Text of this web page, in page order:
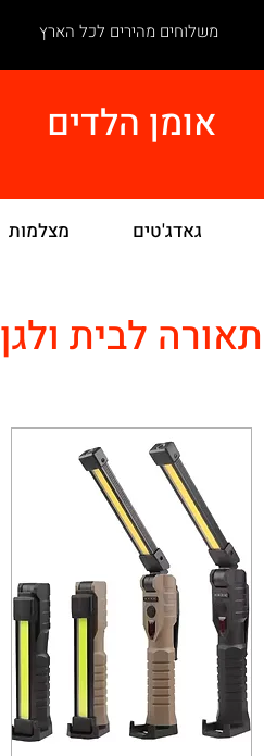
משלוחים מהירים לכל הארץ
אומן הלדים
מצלמות גאדג'טים
תאורה לבית ולגן